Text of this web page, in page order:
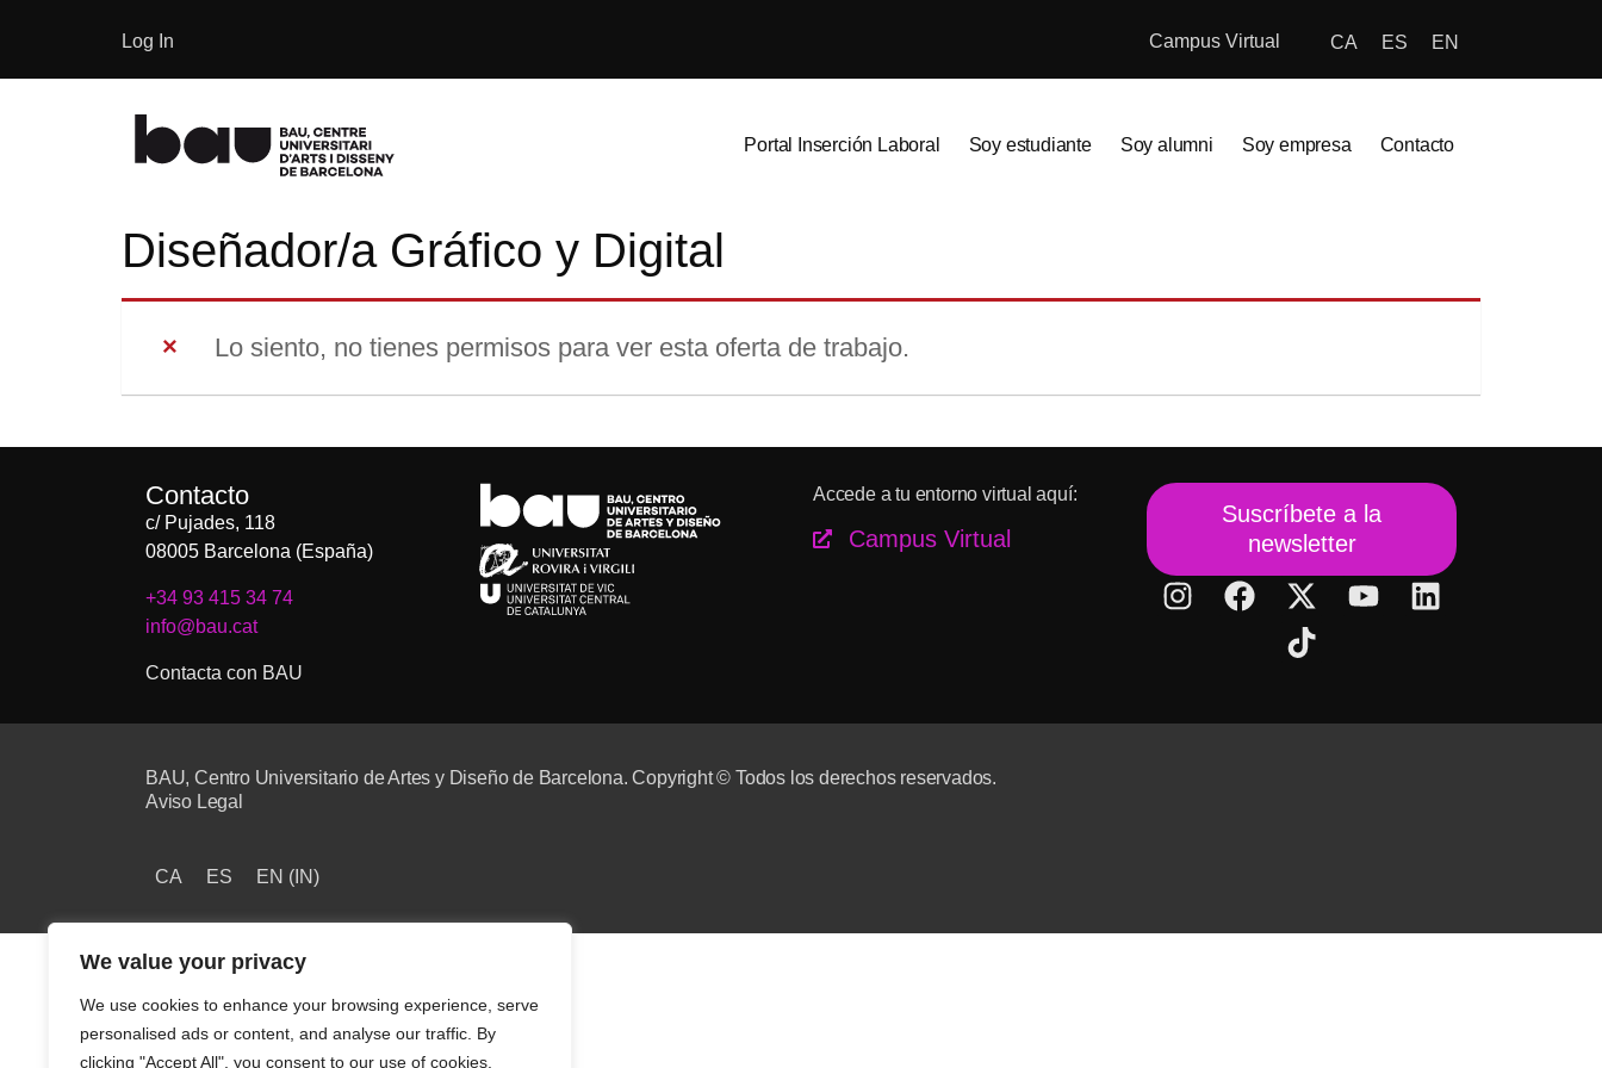
We value your privacy
We use cookies to enhance your browsing experience, serve
personalised ads or content, and analyse our traffic. By
clicking "Accept All", you consent to our use of cookies.
Log In Campus Virtual CA ES EN
Portal Inserción Laboral Soy estudiante Soy alumni Soy empresa Contacto
Diseñador/a Gráfico y Digital
Lo siento, no tienes permisos para ver esta oferta de trabajo.
Contacto
c/ Pujades, 118
08005 Barcelona (España)
+34 93 415 34 74
info@bau.cat
Contacta con BAU
Accede a tu entorno virtual aquí:
Campus Virtual
Suscríbete a la
newsletter
BAU, Centro Universitario de Artes y Diseño de Barcelona. Copyright © Todos los derechos reservados.
Aviso Legal
CA ES EN (IN)